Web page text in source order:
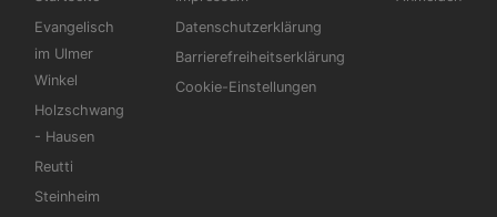
Evangelisch
im Ulmer
Winkel
Holzschwang
- Hausen
Reutti
Steinheim
Datenschutzerklärung
Barrierefreiheitserklärung
Cookie-Einstellungen